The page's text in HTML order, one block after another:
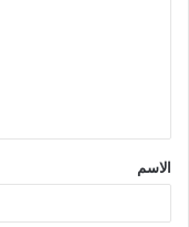
ق
*
الاسم